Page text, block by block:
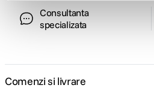
Consultanta
specializata
Comenzi si livrare